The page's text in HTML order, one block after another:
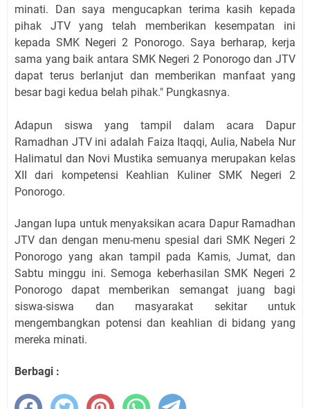
minati. Dan saya mengucapkan terima kasih kepada
pihak JTV yang telah memberikan kesempatan ini
kepada SMK Negeri 2 Ponorogo. Saya berharap, kerja
sama yang baik antara SMK Negeri 2 Ponorogo dan JTV
dapat terus berlanjut dan memberikan manfaat yang
besar bagi kedua belah pihak." Pungkasnya.
Adapun siswa yang tampil dalam acara Dapur
Ramadhan JTV ini adalah Faiza Itaqqi, Aulia, Nabela Nur
Halimatul dan Novi Mustika semuanya merupakan kelas
XII dari kompetensi Keahlian Kuliner SMK Negeri 2
Ponorogo.
Jangan lupa untuk menyaksikan acara Dapur Ramadhan
JTV dan dengan menu-menu spesial dari SMK Negeri 2
Ponorogo yang akan tampil pada Kamis, Jumat, dan
Sabtu minggu ini. Semoga keberhasilan SMK Negeri 2
Ponorogo dapat memberikan semangat juang bagi
siswa-siswa dan masyarakat sekitar untuk
mengembangkan potensi dan keahlian di bidang yang
mereka minati.
Berbagi :